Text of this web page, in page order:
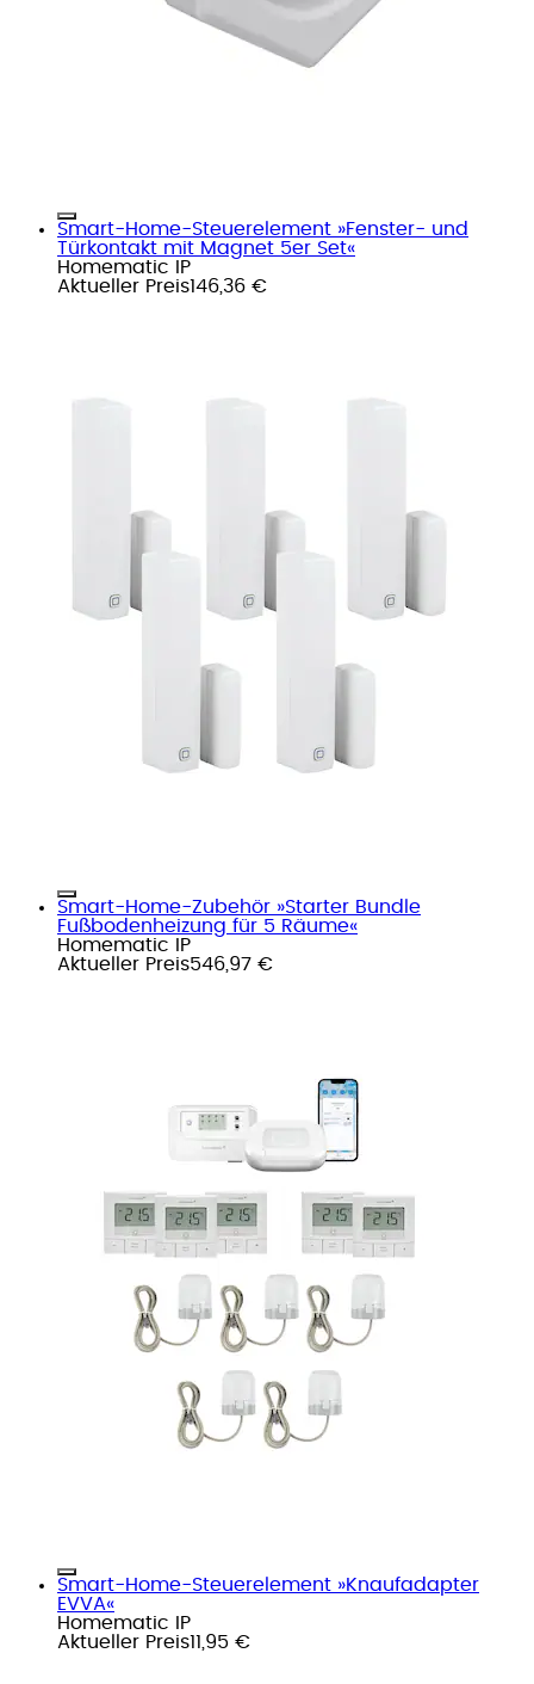
Smart-Home-Steuerelement »Fenster- und
Türkontakt mit Magnet 5er Set«
Homematic IP
Aktueller Preis146,36 €
Smart-Home-Zubehör »Starter Bundle
Fußbodenheizung für 5 Räume«
Homematic IP
Aktueller Preis546,97 €
Smart-Home-Steuerelement »Knaufadapter
EVVA«
Homematic IP
Aktueller Preis11,95 €